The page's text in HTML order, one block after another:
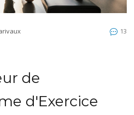
13
de
d'Exercice